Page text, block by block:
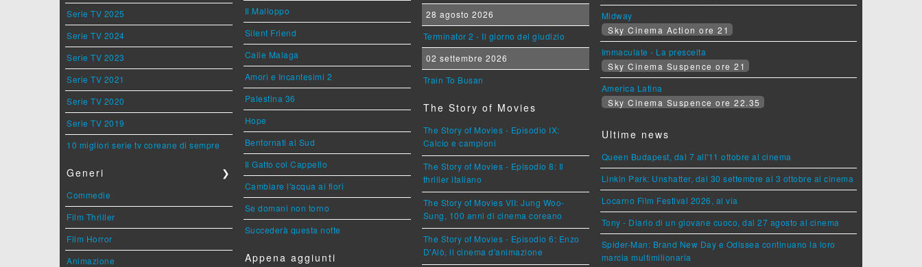
Serie TV 2025
Serie TV 2024
Serie TV 2023
Serie TV 2021
Serie TV 2020
Serie TV 2019
10 migliori serie tv coreane di sempre
Generi ❯
Commedie
Film Thriller
Film Horror
Animazione
Il Malloppo
Silent Friend
Calle Malaga
Amori e Incantesimi 2
Palestina 36
Hope
Bentornati al Sud
Il Gatto col Cappello
Cambiare l'acqua ai fiori
Se domani non torno
Succederà questa notte
Appena aggiunti
28 agosto 2026
Terminator 2 - Il giorno del giudizio
02 settembre 2026
Train To Busan
The Story of Movies
The Story of Movies - Episodio IX:
Calcio e campioni
The Story of Movies - Episodio 8: Il
thriller italiano
The Story of Movies VII: Jung Woo-
Sung, 100 anni di cinema coreano
The Story of Movies - Episodio 6: Enzo
D'Alò, il cinema d'animazione
Midway
Sky Cinema Action ore 21
Immaculate - La prescelta
Sky Cinema Suspence ore 21
America Latina
Sky Cinema Suspence ore 22.35
Ultime news
Queen Budapest, dal 7 all'11 ottobre al cinema
Linkin Park: Unshatter, dal 30 settembre al 3 ottobre al cinema
Locarno Film Festival 2026, al via
Tony - Diario di un giovane cuoco, dal 27 agosto al cinema
Spider-Man: Brand New Day e Odissea continuano la loro
marcia multimilionaria